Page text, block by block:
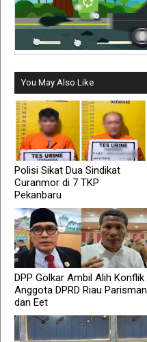
You May Also Like
Polisi Sikat Dua Sindikat
Curanmor di 7 TKP
Pekanbaru
DPP Golkar Ambil Alih Konflik
Anggota DPRD Riau Parisman
dan Eet